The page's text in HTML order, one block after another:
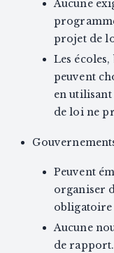
Aucune
projet de
Les
peuvent
en utilisant
de loi ne
Peuvent
organiser
Aucune
de rapport.